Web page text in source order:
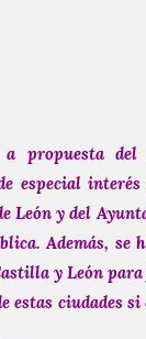
propuesta
especial
León y del
Además, se
y León
estas ciudades